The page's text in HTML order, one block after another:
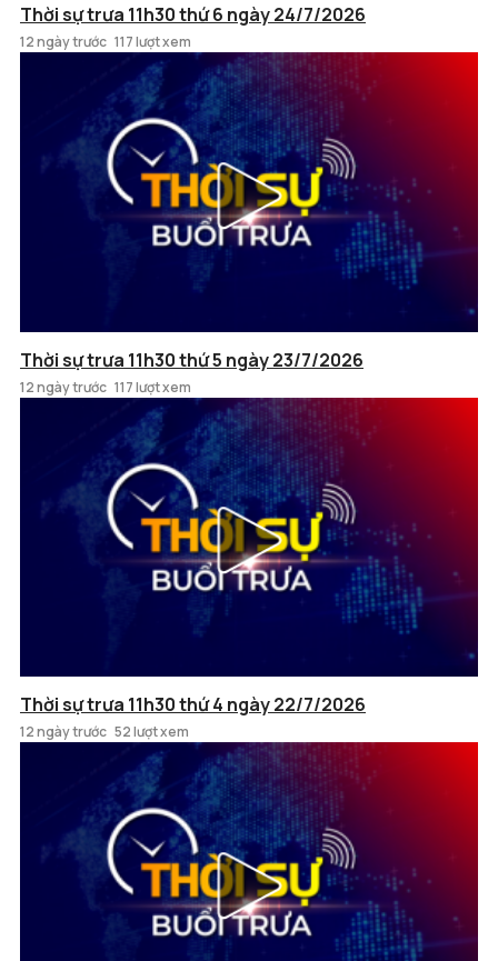
Thời sự trưa 11h30 thứ 6 ngày 24/7/2026
12 ngày trước 117 lượt xem
Thời sự trưa 11h30 thứ 5 ngày 23/7/2026
12 ngày trước 117 lượt xem
Thời sự trưa 11h30 thứ 4 ngày 22/7/2026
12 ngày trước 52 lượt xem